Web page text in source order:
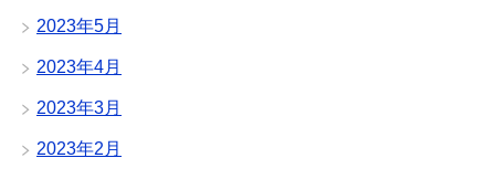
2023年5月
2023年4月
2023年3月
2023年2月